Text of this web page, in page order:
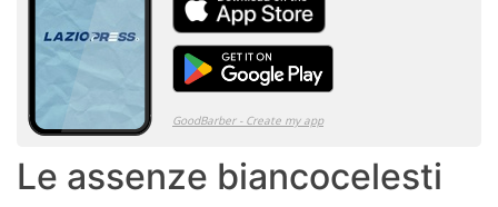
Le assenze biancocelesti